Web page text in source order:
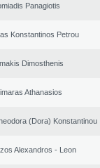
Panagiotis
Konstantinos Petrou
Dimosthenis
Athanasios
(Dora) Konstantinou
Alexandros - Leon